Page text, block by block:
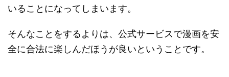
いることになってしまいます。
そんなことをするよりは、公式サービスで漫画を安
全に合法に楽しんだほうが良いということです。